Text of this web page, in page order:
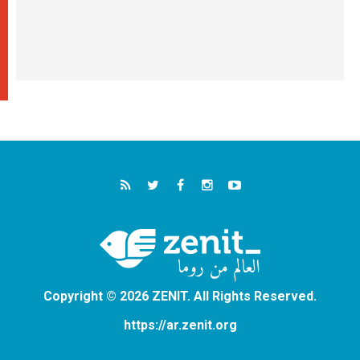
Copyright © 2026 ZENIT. All Rights Reserved.
https://ar.zenit.org